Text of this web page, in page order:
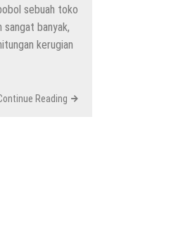
sebuah toko
sangat banyak,
kerugian
Reading